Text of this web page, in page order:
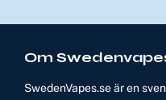
Om
SwedenVapes.se är en